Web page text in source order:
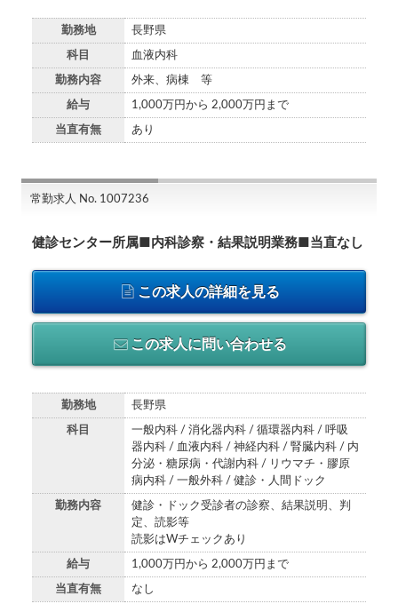
勤務地 長野県
科目 血液内科
勤務内容 外来、病棟 等
給与 1,000万円から 2,000万円まで
当直有無 あり
常勤求人 No. 1007236
健診センター所属■内科診察・結果説明業務■当直なし
この求人の詳細を見る
この求人に問い合わせる
勤務地 長野県
科目
一般内科 / 消化器内科 / 循環器内科 / 呼吸
器内科 / 血液内科 / 神経内科 / 腎臓内科 / 内
分泌・糖尿病・代謝内科 / リウマチ・膠原
病内科 / 一般外科 / 健診・人間ドック
勤務内容
健診・ドック受診者の診察、結果説明、判
定、読影等
読影はWチェックあり
給与 1,000万円から 2,000万円まで
当直有無 なし